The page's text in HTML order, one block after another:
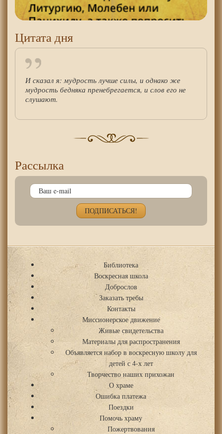
Цитата дня
И сказал я: мудрость лучше силы, и однако же
мудрость бедняка пренебрегается, и слов его не
слушают.
Рассылка
Библиотека
Воскресная школа
Доброслов
Заказать требы
Контакты
Миссионерское движение
Живые свидетельства
Материалы для распространения
Объявляется набор в воскресную школу для
детей с 4-х лет
Творчество наших прихожан
О храме
Ошибка платежа
Поездки
Помочь храму
Пожертвования